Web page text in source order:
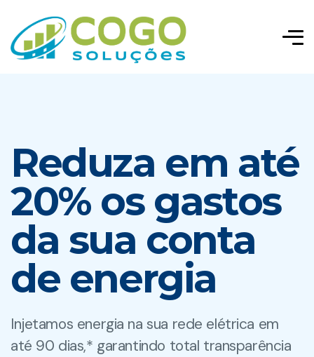
Reduza em até
20% os gastos
da sua conta
de energia
Injetamos energia na sua rede elétrica em
até 90 dias,* garantindo total transparência